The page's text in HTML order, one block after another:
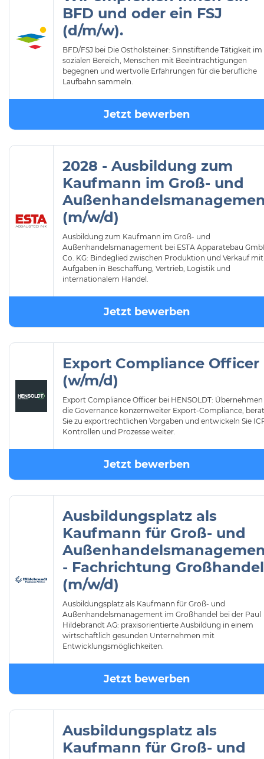
BFD und oder ein FSJ
(d/m/w).
BFD/FSJ bei Die Ostholsteiner: Sinnstiftende Tätigkeit im
sozialen Bereich, Menschen mit Beeinträchtigungen
begegnen und wertvolle Erfahrungen für die berufliche
Laufbahn sammeln.
Jetzt bewerben
2028 - Ausbildung zum
Kaufmann im Groß- und
(m/w/d)
Ausbildung zum Kaufmann im Groß- und
Außenhandelsmanagement bei ESTA Apparatebau
Co. KG: Bindeglied zwischen Produktion und Verkauf mit
Aufgaben in Beschaffung, Vertrieb, Logistik und
internationalem Handel.
Jetzt bewerben
Export Compliance Officer
(w/m/d)
Export Compliance Officer bei HENSOLDT: Übernehmen
die Governance konzernweiter Export-Compliance,
Sie zu exportrechtlichen Vorgaben und entwickeln Sie
Kontrollen und Prozesse weiter.
Jetzt bewerben
Ausbildungsplatz als
Kaufmann für Groß- und
- Fachrichtung Großhandel
(m/w/d)
Ausbildungsplatz als Kaufmann für Groß- und
Außenhandelsmanagement im Großhandel bei der Paul
Hildebrandt AG: praxisorientierte Ausbildung in einem
wirtschaftlich gesunden Unternehmen mit
Entwicklungsmöglichkeiten.
Jetzt bewerben
Ausbildungsplatz als
Kaufmann für Groß- und